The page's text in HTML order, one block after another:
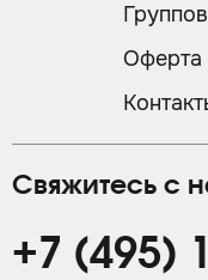
Свяжитесь с
+7 (495)
Оферта